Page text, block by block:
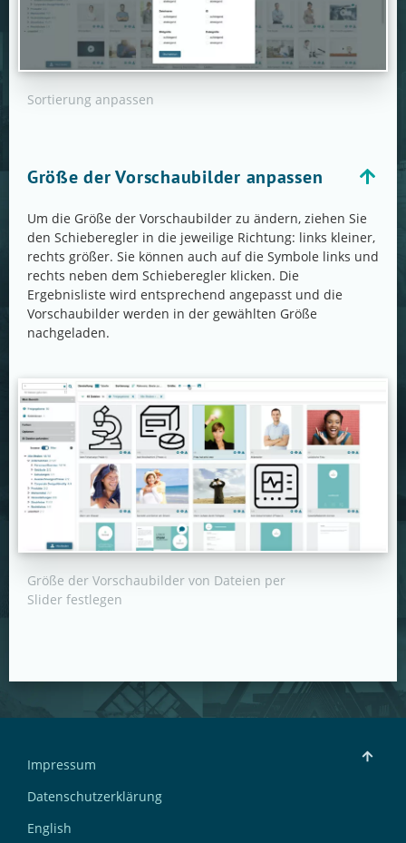
Sortierung anpassen
Größe der Vorschaubilder anpassen
Um die Größe der Vorschaubilder zu ändern, ziehen Sie
den Schieberegler in die jeweilige Richtung: links kleiner,
rechts größer. Sie können auch auf die Symbole links und
rechts neben dem Schieberegler klicken. Die
Ergebnisliste wird entsprechend angepasst und die
Vorschaubilder werden in der gewählten Größe
nachgeladen.
Größe der Vorschaubilder von Dateien per
Slider festlegen
Impressum
Datenschutzerklärung
English